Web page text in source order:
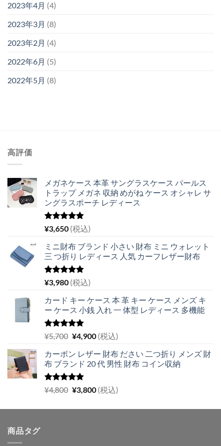
2023年4月 (4)
2023年3月 (8)
2023年2月 (4)
2022年6月 (5)
2022年5月 (8)
高評価
メガネケース 本革 サングラスケース パールス
トラップ メガネ 収納 めがね ケース オシャレ サ
ングラスポーチ レディース
5段階中
5.00
の評価
¥3,650 (税込)
ミニ財布 ブランド 小さい 財布 ミニ ウォレット
三 つ折り レディース 人気 カーフレザー財布
5段階中
5.00
の評価
¥3,980 (税込)
カード キー ケース 本 革 キー ケース メンズ キ
ー ケース 小銭 入れ 一 体型 レディース 多機能
5段階中
5.00
の評価
¥5,700 元
価
格
は
¥5,700
し
¥4,900現
の
価
は
で
(税込)
カーボン レザー 財布 ださい 二つ折り メンズ 財
布 ブランド 20 代 男性 財布 コイン収納
5段階中
5.00
の評価
¥4,800 元
価
¥3,800現
の
(税込)
商品タグ